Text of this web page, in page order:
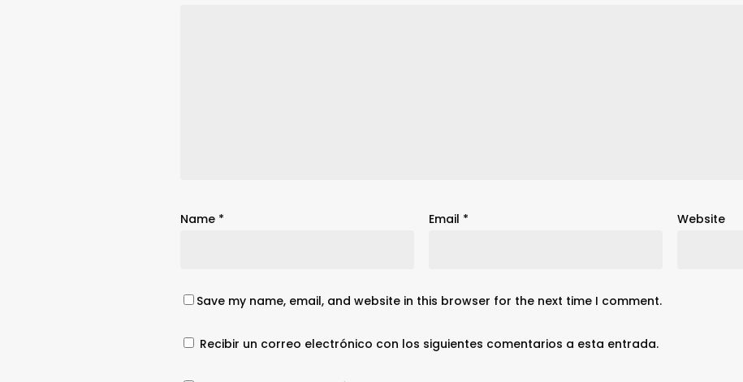
Name * Email * Website
Save my name, email, and website in this browser for the next time I comment.
Recibir un correo electrónico con los siguientes comentarios a esta entrada.